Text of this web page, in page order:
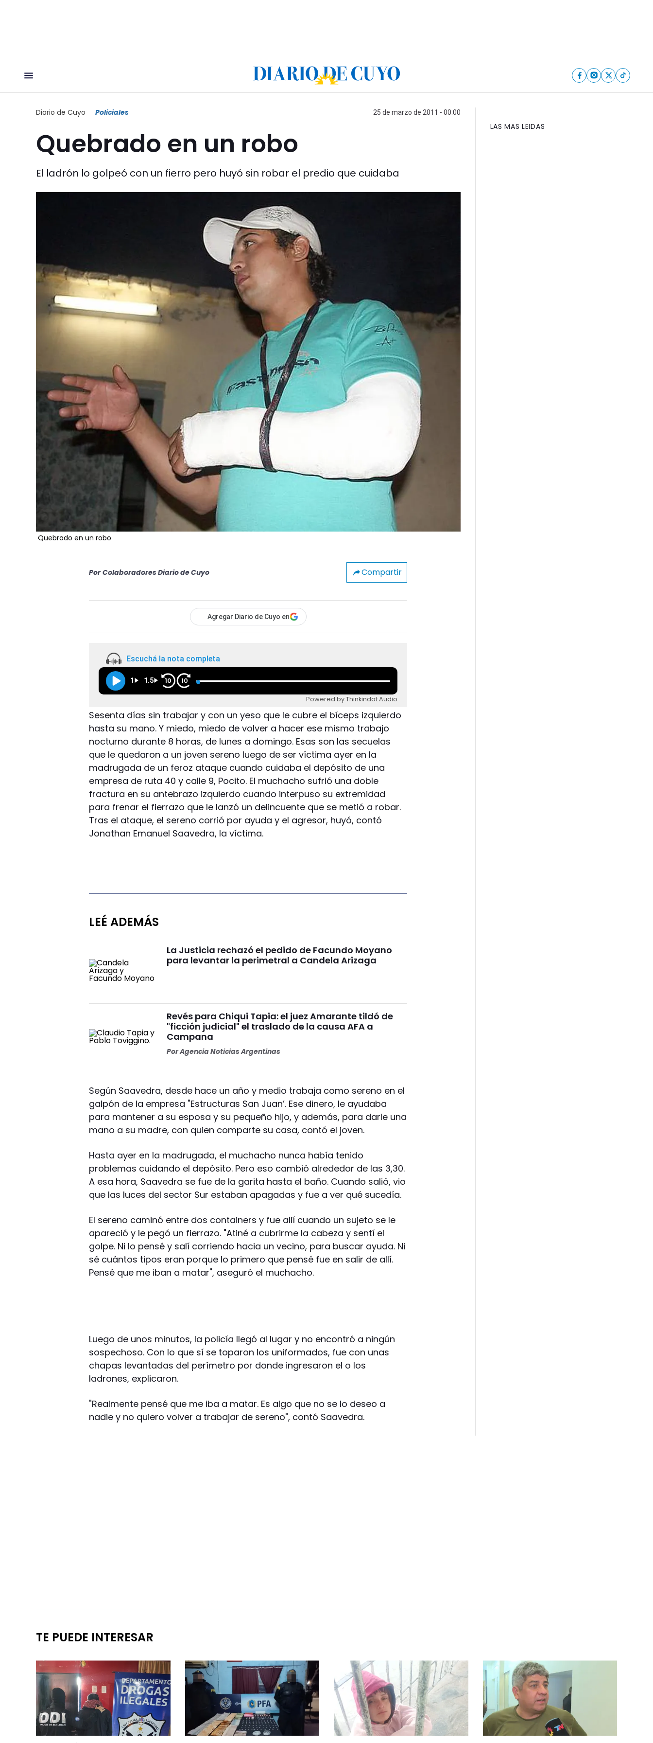
Diario de Cuyo Policiales 25 de marzo de 2011 - 00:00
Quebrado en un robo
El ladrón lo golpeó con un fierro pero huyó sin robar el predio que cuidaba
Quebrado en un robo
Por Colaboradores Diario de Cuyo Compartir
Agregar Diario de Cuyo en
Escuchá la nota completa
1 1.5 10 10
Powered by Thinkindot Audio
Sesenta días sin trabajar y con un yeso que le cubre el bíceps izquierdo
hasta su mano. Y miedo, miedo de volver a hacer ese mismo trabajo
nocturno durante 8 horas, de lunes a domingo. Esas son las secuelas
que le quedaron a un joven sereno luego de ser víctima ayer en la
madrugada de un feroz ataque cuando cuidaba el depósito de una
empresa de ruta 40 y calle 9, Pocito. El muchacho sufrió una doble
fractura en su antebrazo izquierdo cuando interpuso su extremidad
para frenar el fierrazo que le lanzó un delincuente que se metió a robar.
Tras el ataque, el sereno corrió por ayuda y el agresor, huyó, contó
Jonathan Emanuel Saavedra, la víctima.
LEÉ ADEMÁS
La Justicia rechazó el pedido de Facundo Moyano
para levantar la perimetral a Candela Arizaga
Revés para Chiqui Tapia: el juez Amarante tildó de
"ficción judicial" el traslado de la causa AFA a
Campana
PorAgencia Noticias Argentinas
Según Saavedra, desde hace un año y medio trabaja como sereno en el
galpón de la empresa "Estructuras San Juan’. Ese dinero, le ayudaba
para mantener a su esposa y su pequeño hijo, y además, para darle una
mano a su madre, con quien comparte su casa, contó el joven.
Hasta ayer en la madrugada, el muchacho nunca había tenido
problemas cuidando el depósito. Pero eso cambió alrededor de las 3,30.
A esa hora, Saavedra se fue de la garita hasta el baño. Cuando salió, vio
que las luces del sector Sur estaban apagadas y fue a ver qué sucedía.
El sereno caminó entre dos containers y fue allí cuando un sujeto se le
apareció y le pegó un fierrazo. "Atiné a cubrirme la cabeza y sentí el
golpe. Ni lo pensé y salí corriendo hacia un vecino, para buscar ayuda. Ni
sé cuántos tipos eran porque lo primero que pensé fue en salir de allí.
Pensé que me iban a matar", aseguró el muchacho.
Luego de unos minutos, la policía llegó al lugar y no encontró a ningún
sospechoso. Con lo que sí se toparon los uniformados, fue con unas
chapas levantadas del perímetro por donde ingresaron el o los
ladrones, explicaron.
"Realmente pensé que me iba a matar. Es algo que no se lo deseo a
nadie y no quiero volver a trabajar de sereno", contó Saavedra.
LAS MAS LEIDAS
TE PUEDE INTERESAR